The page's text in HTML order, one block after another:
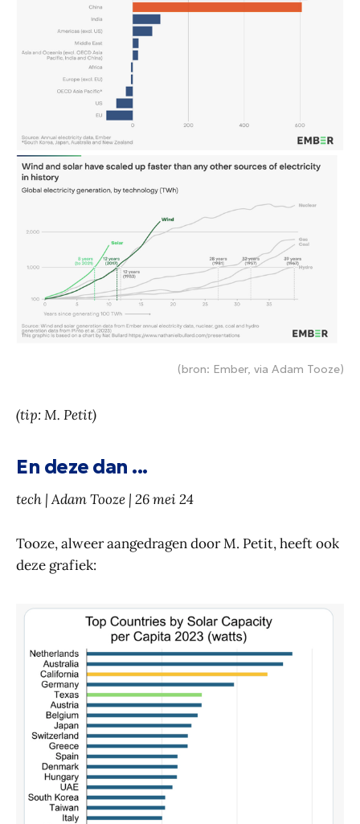
(bron: Ember, via Adam Tooze)
(tip: M. Petit)
En deze dan ...
tech | Adam Tooze | 26 mei 24
Tooze, alweer aangedragen door M. Petit, heeft ook
deze grafiek: